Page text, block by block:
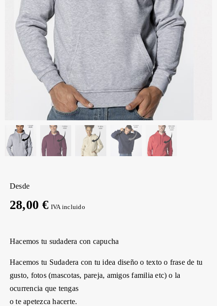
Desde
28,00 € IVA incluido
Hacemos tu sudadera con capucha
Hacemos tu Sudadera con tu idea diseño o texto o frase de tu
gusto, fotos (mascotas, pareja, amigos familia etc) o la
ocurrencia que tengas
o te apetezca hacerte.